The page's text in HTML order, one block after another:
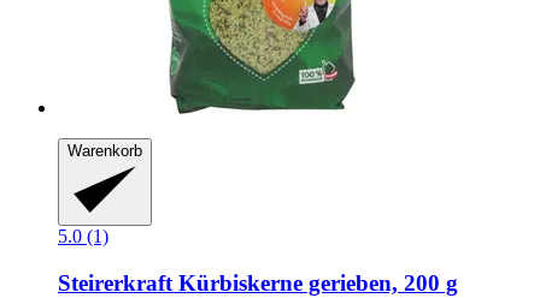
Warenkorb
5.0 (1)
Steirerkraft Kürbiskerne gerieben, 200 g